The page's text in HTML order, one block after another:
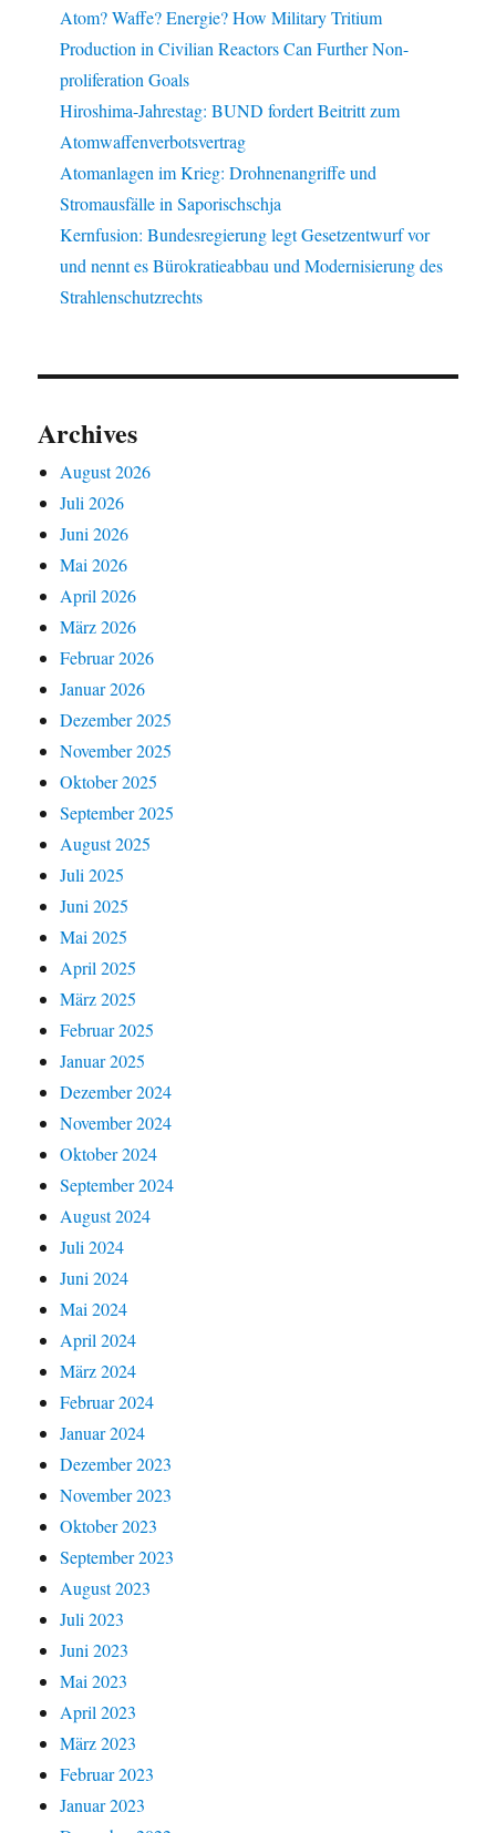
Atom? Waffe? Energie? How Military Tritium
Production in Civilian Reactors Can Further Non-
proliferation Goals
Hiroshima-Jahrestag: BUND fordert Beitritt zum
Atomwaffenverbotsvertrag
Atomanlagen im Krieg: Drohnenangriffe und
Stromausfälle in Saporischschja
Kernfusion: Bundesregierung legt Gesetzentwurf vor
und nennt es Bürokratieabbau und Modernisierung des
Strahlenschutzrechts
Archives
August 2026
Juli 2026
Juni 2026
Mai 2026
April 2026
März 2026
Februar 2026
Januar 2026
Dezember 2025
November 2025
Oktober 2025
September 2025
August 2025
Juli 2025
Juni 2025
Mai 2025
April 2025
März 2025
Februar 2025
Januar 2025
Dezember 2024
November 2024
Oktober 2024
September 2024
August 2024
Juli 2024
Juni 2024
Mai 2024
April 2024
März 2024
Februar 2024
Januar 2024
Dezember 2023
November 2023
Oktober 2023
September 2023
August 2023
Juli 2023
Juni 2023
Mai 2023
April 2023
März 2023
Februar 2023
Januar 2023